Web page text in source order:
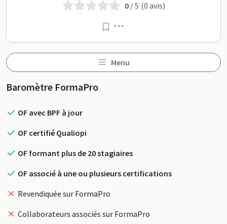
0/ 5 (0 avis)
Menu
Profil
Baromètre FormaPro
OF avec BPF à jour
OF certifié Qualiopi
OF formant plus de 20 stagiaires
OF associé à une ou plusieurs certifications
Revendiquée sur FormaPro
Collaborateurs associés sur FormaPro